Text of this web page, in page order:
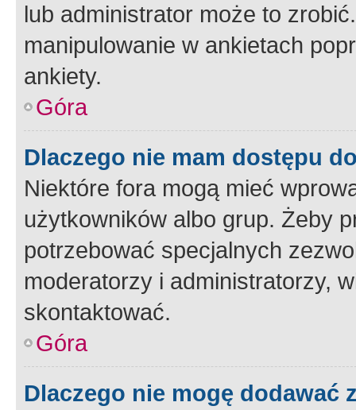
lub administrator może to
manipulowanie w ankietach
ankiety.
Góra
Dlaczego nie mam dostępu
Niektóre fora mogą mieć
użytkowników albo grup. Żeby
potrzebować specjalnych
moderatorzy i administratorzy,
skontaktować.
Góra
Dlaczego nie mogę dodawać